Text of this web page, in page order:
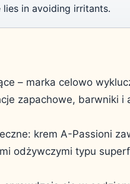
lies in avoiding irritants.
– marka celowo
zapachowe, barwniki i
krem A-Passioni
odżywczymi typu